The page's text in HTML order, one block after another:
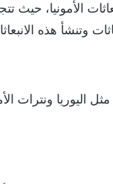
وتنشأ هذه
اليوريا ونترات